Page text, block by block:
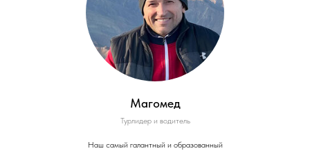
Магомед
Турлидер и водитель
Наш самый галантный и образованный